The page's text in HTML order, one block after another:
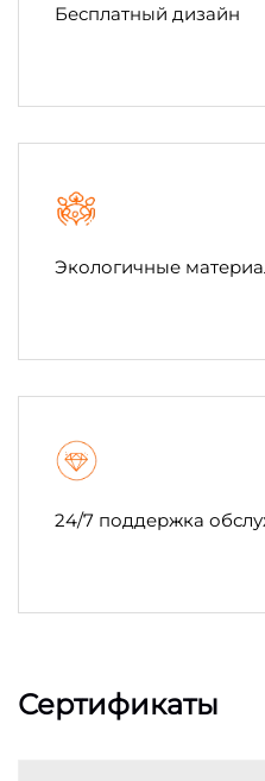
Бесплатный дизайн
Экологичные
24/7 поддержка
Сертификаты